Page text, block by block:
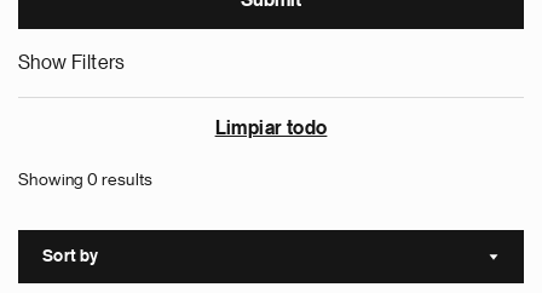
Show Filters
Limpiar todo
Showing 0 results
Sort by Sort